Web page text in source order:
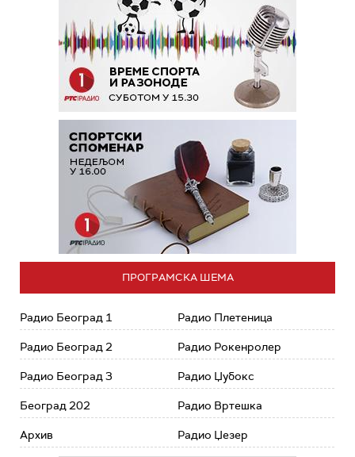
ПРОГРАМСКА ШЕМА
Радио Београд 1
Радио Београд 2
Радио Београд 3
Београд 202
Архив
Радио Плетеница
Радио Рокенролер
Радио Џубокс
Радио Вртешка
Радио Џезер